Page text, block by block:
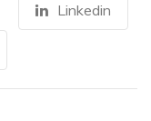
Linkedin